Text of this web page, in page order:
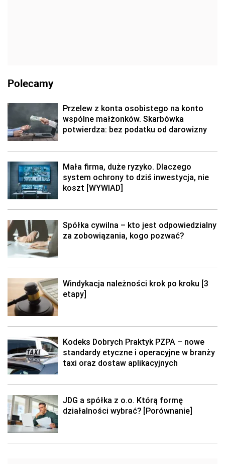
Polecamy
Przelew z konta osobistego na konto
wspólne małżonków. Skarbówka
potwierdza: bez podatku od darowizny
Mała firma, duże ryzyko. Dlaczego
system ochrony to dziś inwestycja, nie
koszt [WYWIAD]
Spółka cywilna – kto jest odpowiedzialny
za zobowiązania, kogo pozwać?
Windykacja należności krok po kroku [3
etapy]
Kodeks Dobrych Praktyk PZPA – nowe
standardy etyczne i operacyjne w branży
taxi oraz dostaw aplikacyjnych
JDG a spółka z o.o. Którą formę
działalności wybrać? [Porównanie]